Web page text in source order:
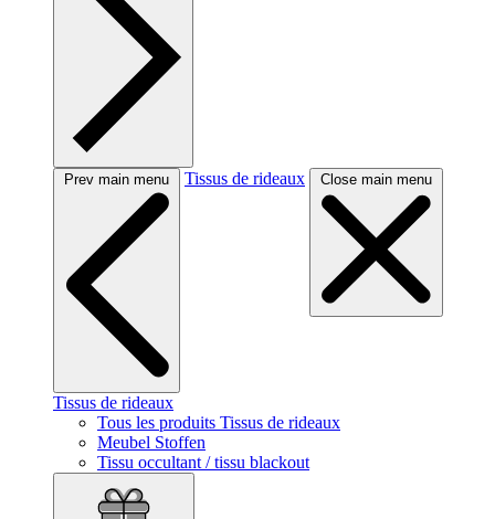
Prev main menu Tissus de rideaux Close main menu
Tissus de rideaux
Tous les produits Tissus de rideaux
Meubel Stoffen
Tissu occultant / tissu blackout